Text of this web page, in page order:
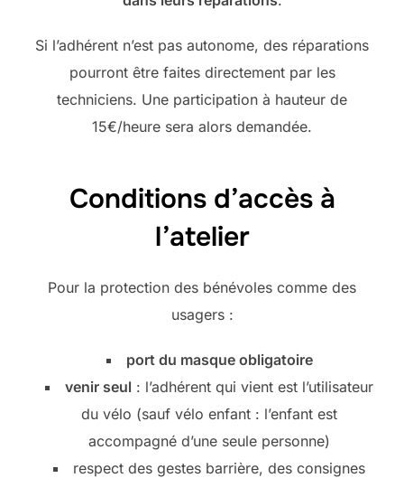
Si l’adhérent n’est pas autonome, des réparations
pourront être faites directement par les
techniciens. Une participation à hauteur de
15€/heure sera alors demandée.
Conditions d’accès à
l’atelier
Pour la protection des bénévoles comme des
usagers :
port du masque obligatoire
venir seul : l’adhérent qui vient est l’utilisateur
du vélo (sauf vélo enfant : l’enfant est
accompagné d’une seule personne)
respect des gestes barrière, des consignes